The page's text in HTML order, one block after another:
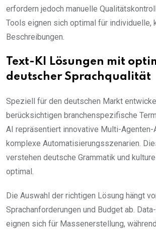
erfordern jedoch manuelle
Tools eignen sich optimal für individuelle,
Beschreibungen.
Text-KI Lösungen mit
deutscher Sprachqualität
Speziell für den deutschen Markt
berücksichtigen branchenspezifische
AI repräsentiert innovative Multi-
komplexe Automatisierungsszenarien.
verstehen deutsche Grammatik und
optimal.
Die Auswahl der richtigen Lösung hängt
Sprachanforderungen und Budget ab.
eignen sich für Massenerstellung,